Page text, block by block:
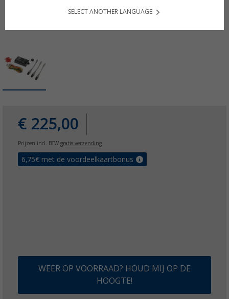
€ 225,00
Prijzen incl. BTW gratis verzending
6,75€ met de voordeelkaartbonus
WEER OP VOORRAAD? HOUD MIJ OP DE
HOOGTE!
SELECT ANOTHER LANGUAGE